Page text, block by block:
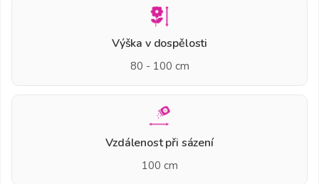
Výška v dospělosti
80 - 100 cm
Vzdálenost při sázení
100 cm